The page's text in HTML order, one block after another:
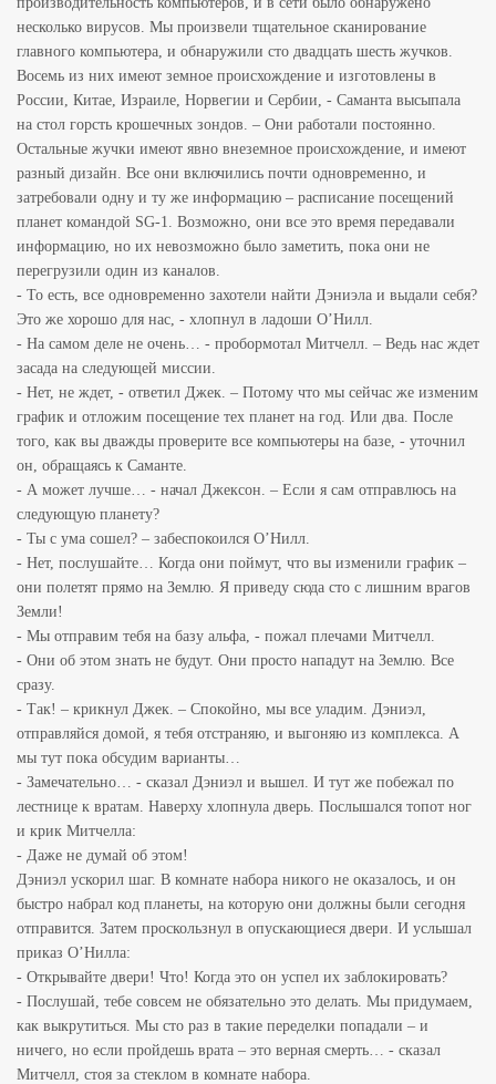
несколько вирусов. Мы произвели тщательное сканирование
главного компьютера, и обнаружили сто двадцать шесть жучков.
Восемь из них имеют земное происхождение и изготовлены в
России, Китае, Израиле, Норвегии и Сербии, - Саманта высыпала
на стол горсть крошечных зондов. – Они работали постоянно.
Остальные жучки имеют явно внеземное происхождение, и имеют
разный дизайн. Все они включились почти одновременно, и
затребовали одну и ту же информацию – расписание посещений
планет командой SG-1. Возможно, они все это время передавали
информацию, но их невозможно было заметить, пока они не
перегрузили один из каналов.
- То есть, все одновременно захотели найти Дэниэла и выдали себя?
Это же хорошо для нас, - хлопнул в ладоши О’Нилл.
- На самом деле не очень… - пробормотал Митчелл. – Ведь нас ждет
засада на следующей миссии.
- Нет, не ждет, - ответил Джек. – Потому что мы сейчас же изменим
график и отложим посещение тех планет на год. Или два. После
того, как вы дважды проверите все компьютеры на базе, - уточнил
он, обращаясь к Саманте.
- А может лучше… - начал Джексон. – Если я сам отправлюсь на
следующую планету?
- Ты с ума сошел? – забеспокоился О’Нилл.
- Нет, послушайте… Когда они поймут, что вы изменили график –
они полетят прямо на Землю. Я приведу сюда сто с лишним врагов
Земли!
- Мы отправим тебя на базу альфа, - пожал плечами Митчелл.
- Они об этом знать не будут. Они просто нападут на Землю. Все
сразу.
- Так! – крикнул Джек. – Спокойно, мы все уладим. Дэниэл,
отправляйся домой, я тебя отстраняю, и выгоняю из комплекса. А
мы тут пока обсудим варианты…
- Замечательно… - сказал Дэниэл и вышел. И тут же побежал по
лестнице к вратам. Наверху хлопнула дверь. Послышался топот ног
и крик Митчелла:
- Даже не думай об этом!
Дэниэл ускорил шаг. В комнате набора никого не оказалось, и он
быстро набрал код планеты, на которую они должны были сегодня
отправится. Затем проскользнул в опускающиеся двери. И услышал
приказ О’Нилла:
- Открывайте двери! Что! Когда это он успел их заблокировать?
- Послушай, тебе совсем не обязательно это делать. Мы придумаем,
как выкрутиться. Мы сто раз в такие переделки попадали – и
ничего, но если пройдешь врата – это верная смерть… - сказал
Митчелл, стоя за стеклом в комнате набора.